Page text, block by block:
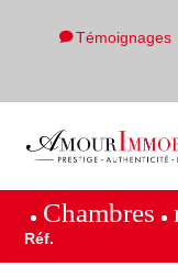
Témoignages
Chambres
Réf.